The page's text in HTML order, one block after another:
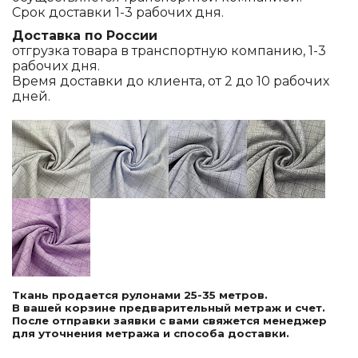
Срок доставки 1-3 рабочих дня.
Доставка по России
отгрузка товара в транспортную компанию, 1-3
рабочих дня.
Время доставки до клиента, от 2 до 10 рабочих
дней.
Ткань продается рулонами 25-35 метров.
В вашей корзине предварительный метраж и счет.
После отправки заявки с вами свяжется менеджер
для уточнения метража и способа доставки.